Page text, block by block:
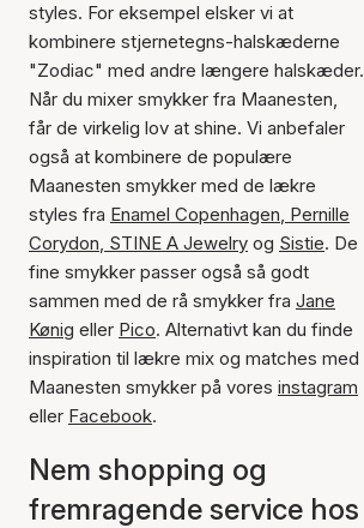
styles. For eksempel elsker vi at
kombinere stjernetegns-halskæderne
"Zodiac" med andre længere halskæder.
Når du mixer smykker fra Maanesten,
får de virkelig lov at shine. Vi anbefaler
også at kombinere de populære
Maanesten smykker med de lækre
styles fra Enamel Copenhagen, Pernille
Corydon, STINE A Jewelry og Sistie. De
fine smykker passer også så godt
sammen med de rå smykker fra Jane
Kønig eller Pico. Alternativt kan du finde
inspiration til lækre mix og matches med
Maanesten smykker på vores instagram
eller Facebook.
Nem shopping og
fremragende service hos